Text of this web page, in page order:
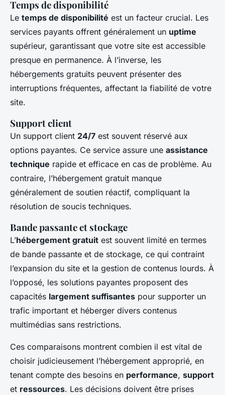
Temps de disponibilité
Le temps de disponibilité est un facteur crucial. Les
services payants offrent généralement un uptime
supérieur, garantissant que votre site est accessible
presque en permanence. À l’inverse, les
hébergements gratuits peuvent présenter des
interruptions fréquentes, affectant la fiabilité de votre
site.
Support client
Un support client 24/7 est souvent réservé aux
options payantes. Ce service assure une assistance
technique rapide et efficace en cas de problème. Au
contraire, l’hébergement gratuit manque
généralement de soutien réactif, compliquant la
résolution de soucis techniques.
Bande passante et stockage
L’hébergement gratuit est souvent limité en termes
de bande passante et de stockage, ce qui contraint
l’expansion du site et la gestion de contenus lourds. À
l’opposé, les solutions payantes proposent des
capacités largement suffisantes pour supporter un
trafic important et héberger divers contenus
multimédias sans restrictions.
Ces comparaisons montrent combien il est vital de
choisir judicieusement l’hébergement approprié, en
tenant compte des besoins en performance, support
et ressources. Les décisions doivent être prises